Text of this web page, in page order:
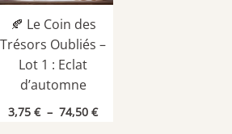
🍂 Le Coin des
Trésors Oubliés –
Lot 1 : Eclat
d’automne
3,75 € – 74,50 €Plage